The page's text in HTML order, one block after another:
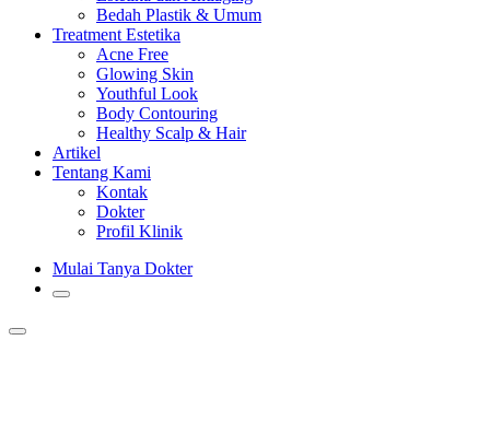
Bedah Plastik & Umum
Treatment Estetika
Acne Free
Glowing Skin
Youthful Look
Body Contouring
Healthy Scalp & Hair
Artikel
Tentang Kami
Kontak
Dokter
Profil Klinik
Mulai Tanya Dokter